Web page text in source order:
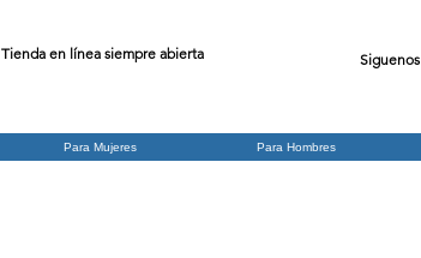
Tienda en línea siempre abierta Siguenos
Para Mujeres Para Hombres